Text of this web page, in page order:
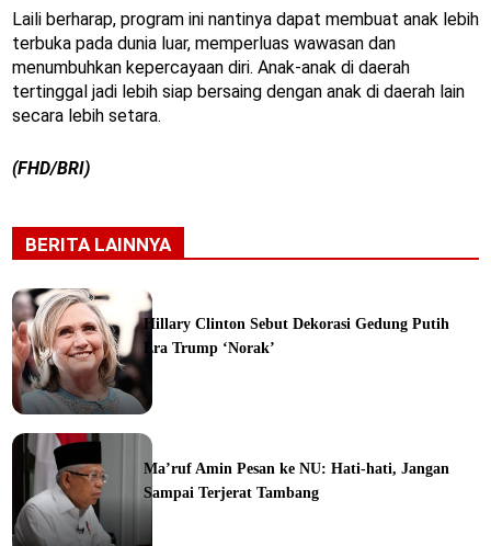
Laili berharap, program ini nantinya dapat membuat anak lebih
terbuka pada dunia luar, memperluas wawasan dan
menumbuhkan kepercayaan diri. Anak-anak di daerah
tertinggal jadi lebih siap bersaing dengan anak di daerah lain
secara lebih setara.
(FHD/BRI)
BERITA LAINNYA
Hillary Clinton Sebut Dekorasi Gedung Putih
Era Trump ‘Norak’
Ma’ruf Amin Pesan ke NU: Hati-hati, Jangan
Sampai Terjerat Tambang